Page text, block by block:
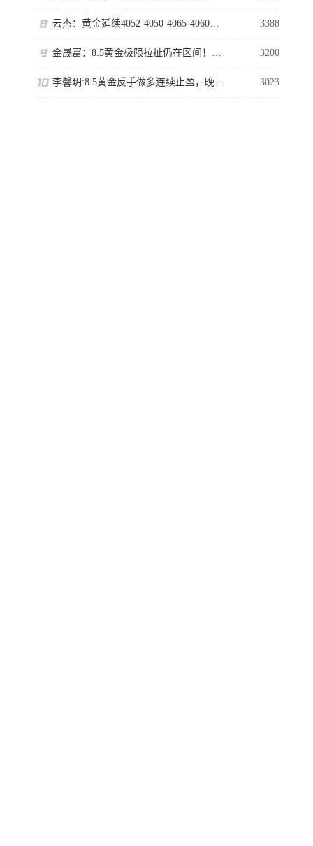
云杰：黄金延续4052-4050-4065-4060单向主多即可 3388
金晟富：8.5黄金极限拉扯仍在区间！ADP数据来袭黄金如何布局？ 3200
李馨玥:8.5黄金反手做多连续止盈，晚间回落再多勿追涨！ 3023